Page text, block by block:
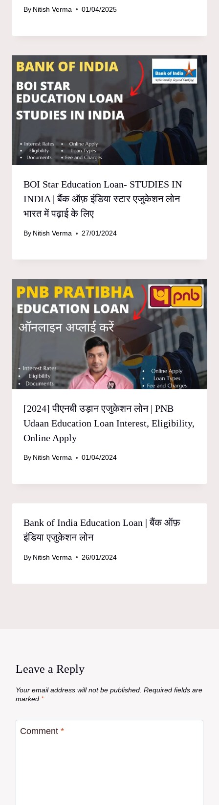
By Nitish Verma 01/04/2025
BOI Star Education Loan- STUDIES IN
INDIA | बैंक ऑफ़ इंडिया स्टार एजुकेशन लोन
भारत में पढ़ाई के लिए
By Nitish Verma 27/01/2024
[2024] पीएनबी उड़ान एजुकेशन लोन | PNB
Udaan Education Loan Interest, Eligibility,
Online Apply
By Nitish Verma 01/04/2024
Bank of India Education Loan | बैंक ऑफ़
इंडिया एजुकेशन लोन
By Nitish Verma 26/01/2024
Leave a Reply
Your email address will not be published. Required fields are
marked *
Comment *